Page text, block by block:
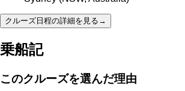
クルーズ日程の詳細を見る →
乗船記
このクルーズを選んだ理由